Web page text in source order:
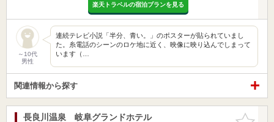
楽天トラベルの宿泊プランを見る
～10代
男性
連続テレビ小説「半分、青い。」のポスターが貼られていまし
た。糸電話のシーンのロケ地に近く、映像に映り込んでしまって
います（…
関連情報から探す
お気に入
長良川温泉 岐阜グランドホテル